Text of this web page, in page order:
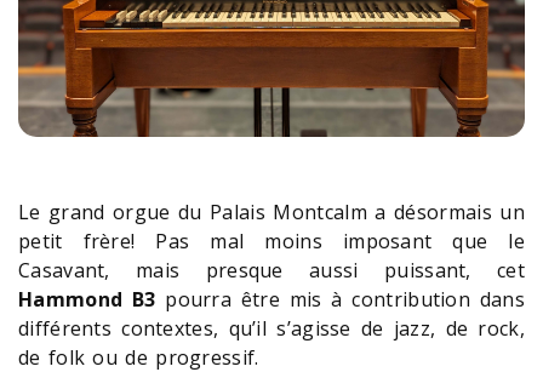
Le grand orgue du Palais Montcalm a désormais un
petit frère! Pas mal moins imposant que le
Casavant, mais presque aussi puissant, cet
Hammond B3 pourra être mis à contribution dans
différents contextes, qu’il s’agisse de jazz, de rock,
de folk ou de progressif.